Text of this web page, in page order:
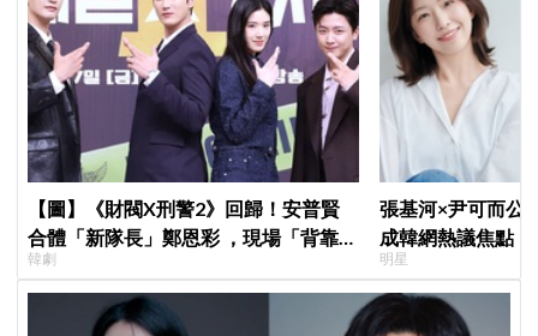
【圖】《財閥X刑警2》回歸！安普賢
合體「新隊長」鄭恩彩 ，現場「背靠背
比槍」霸氣爆棚
韓劇
張基河×尹可而公
成韓網熱議焦點
媽僅差5歲」
明星